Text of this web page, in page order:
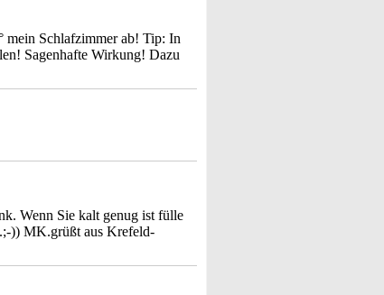
mein Schlafzimmer ab! Tip: In
Sagenhafte Wirkung! Dazu
Wenn Sie kalt genug ist fülle
)) MK.grüßt aus Krefeld-